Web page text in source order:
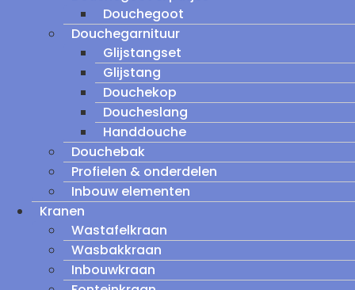
Douchegoot
Douchegarnituur
Glijstangset
Glijstang
Douchekop
Doucheslang
Handdouche
Douchebak
Profielen & onderdelen
Inbouw elementen
Kranen
Wastafelkraan
Wasbakkraan
Inbouwkraan